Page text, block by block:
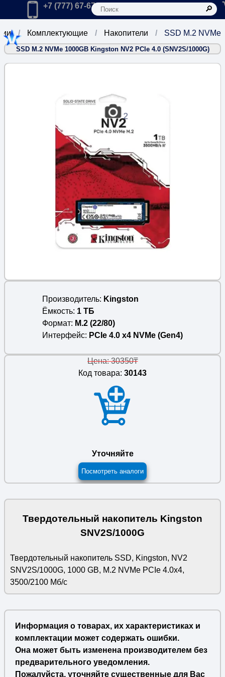
Главная
Позвонить в компанию по телефону:
+7 (777) 67-67-666
SSD M.2 NVMe
Накопители
Комплектующие
SSD M.2 NVMe 1000GB Kingston NV2 PCIe 4.0 (SNV2S/1000G)
Производитель
Kingston
Ёмкость 1 ТБ
Формат
M.2 (22/80)
Интерфейс
PCIe 4.0 x4 NVMe (Gen4)
Цена: 30350₸
Код товара: 30143
Уточняйте
Посмотреть аналоги
Твердотельный накопитель Kingston
SNV2S/1000G
Твердотельный накопитель SSD, Kingston, NV2
SNV2S/1000G, 1000 GB, M.2 NVMe PCIe 4.0x4,
3500/2100 Мб/с
Информация о товарах, их характеристиках и
комплектации может содержать ошибки.
Она может быть изменена производителем без
предварительного уведомления.
Пожалуйста, уточняйте существенные для Вас